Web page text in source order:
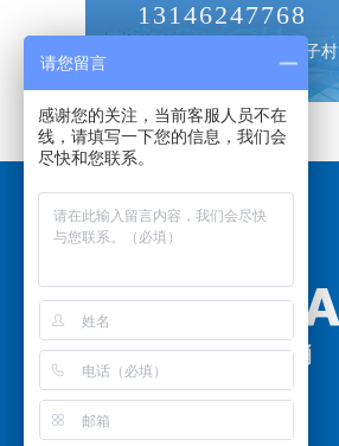
13146247768
北京市朝阳区十八里店横街子村
请您留言
感谢您的关注，当前客服人员不在
线，请填写一下您的信息，我们会
尽快和您联系。